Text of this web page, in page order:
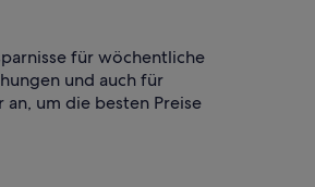
für wöchentliche
und auch für
um die besten Preise